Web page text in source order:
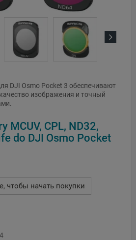
DJI Osmo Pocket 3 обеспечивают
изображения и точный
MCUV, CPL, ND32,
do DJI Osmo Pocket
чтобы начать покупки